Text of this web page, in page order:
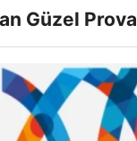
Güzel Prova